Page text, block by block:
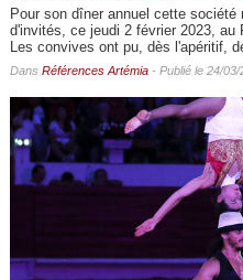
Pour son dîner annuel cette
d'invités, ce jeudi 2 février 2023, au
Les convives ont pu, dès l'apéritif,
Dans Références Artémia- Publié le 24/03/